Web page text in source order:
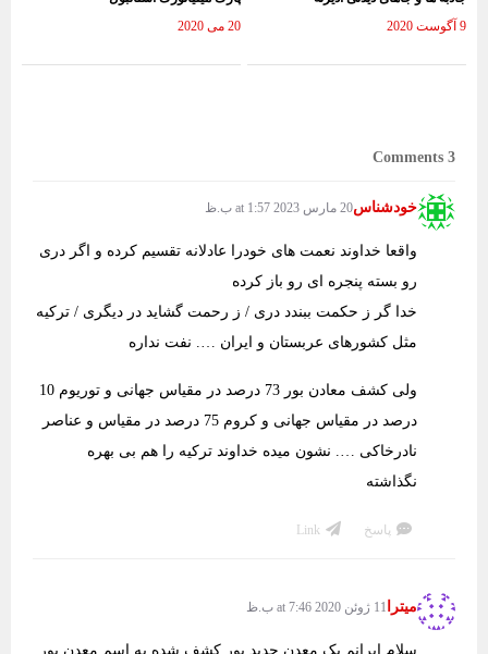
9 آگوست 2020
20 می 2020
3 Comments
خودشناس20 مارس 2023 at 1:57 ب.ظ
واقعا خداوند نعمت های خودرا عادلانه تقسیم کرده و اگر دری
رو بسته پنجره ای رو باز کرده
خدا گر ز حکمت ببندد دری / ز رحمت گشاید در دیگری / ترکیه
مثل کشورهای عربستان و ایران …. نفت نداره
ولی کشف معادن بور 73 درصد در مقیاس جهانی و توریوم 10
درصد در مقیاس جهانی و کروم 75 درصد در مقیاس و عناصر
نادرخاکی …. نشون میده خداوند ترکیه را هم بی بهره
نگذاشته
پاسخ Link
میترا 11 ژوئن 2020 at 7:46 ب.ظ
سلام ایرانم یک معدن جدید بور کشف شده به اسم معدن بور